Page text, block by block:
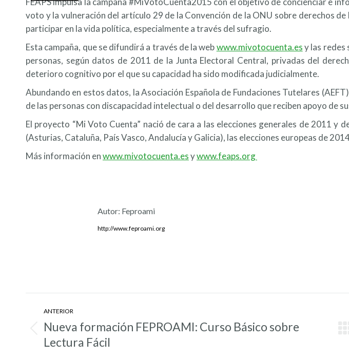
voto y la vulneración del artículo 29 de la Convención de la ONU sobre derechos
participar en la vida política, especialmente a través del sufragio.
Esta campaña, que se difundirá a través de la webwww.mivotocuenta.esy las redes
personas, según datos de 2011 de la Junta Electoral Central, privadas del
deterioro cognitivo por el que su capacidad ha sido modificada judicialmente.
Abundando en estos datos, la Asociación Española de Fundaciones Tutelares
de las personas con discapacidad intelectual o del desarrollo que reciben apoyo de
El proyecto “Mi Voto Cuenta” nació de cara a las elecciones generales de 2011
(Asturias, Cataluña, País Vasco, Andalucía y Galicia), las elecciones europeas de
Más información enwww.mivotocuenta.esywww.feaps.org
Autor: Feproami
http://www.feproami.org
Navegación
entre
entradas
ANTERIOR
Entrada
anterior:
Nueva formación FEPROAMI: Curso Básico sobre
Lectura Fácil